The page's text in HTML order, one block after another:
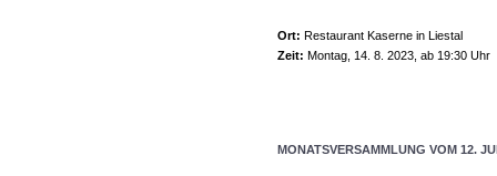
Ort: Restaurant Kaserne in Liestal
Zeit: Montag, 14. 8. 2023, ab 19:30 Uhr
MONATSVERSAMMLUNG VOM 12.